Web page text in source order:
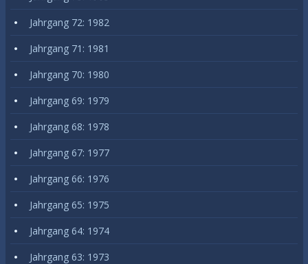
Jahrgang 72: 1982
Jahrgang 71: 1981
Jahrgang 70: 1980
Jahrgang 69: 1979
Jahrgang 68: 1978
Jahrgang 67: 1977
Jahrgang 66: 1976
Jahrgang 65: 1975
Jahrgang 64: 1974
Jahrgang 63: 1973